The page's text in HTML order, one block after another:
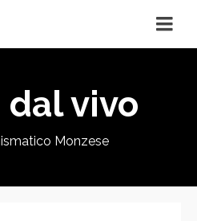
dal vivo
Monzese